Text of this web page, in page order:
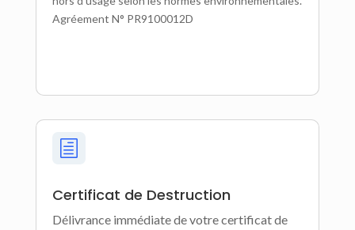
Agréement N° PR9100012D
h
Certificat de Destruction
Délivrance immédiate de votre certificat de